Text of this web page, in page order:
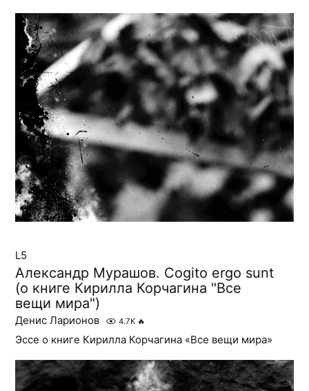
L5
Александр Мурашов. Cogito ergo sunt
(о книге Кирилла Корчагина "Все
вещи мира")
Денис Ларионов 4.7K 🔥
Эссе о книге Кирилла Корчагина «Все вещи мира»